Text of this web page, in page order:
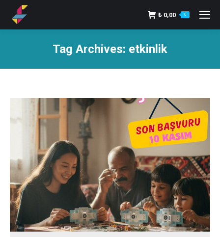
₺ 0,00 0
Tag Archives: etkinlik